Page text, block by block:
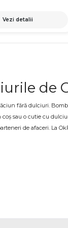
Vezi detalii
de
fără dulciuri.
coș sau o cutie cu
de afaceri. La
de
de